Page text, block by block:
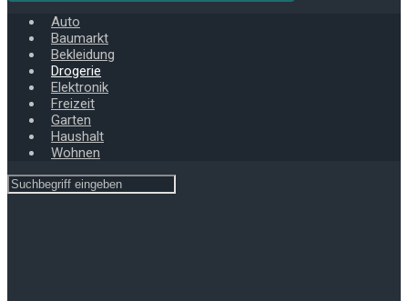
Auto
Baumarkt
Bekleidung
Drogerie
Elektronik
Freizeit
Garten
Haushalt
Wohnen